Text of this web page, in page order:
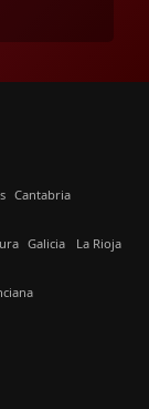
Cantabria
Galicia La Rioja